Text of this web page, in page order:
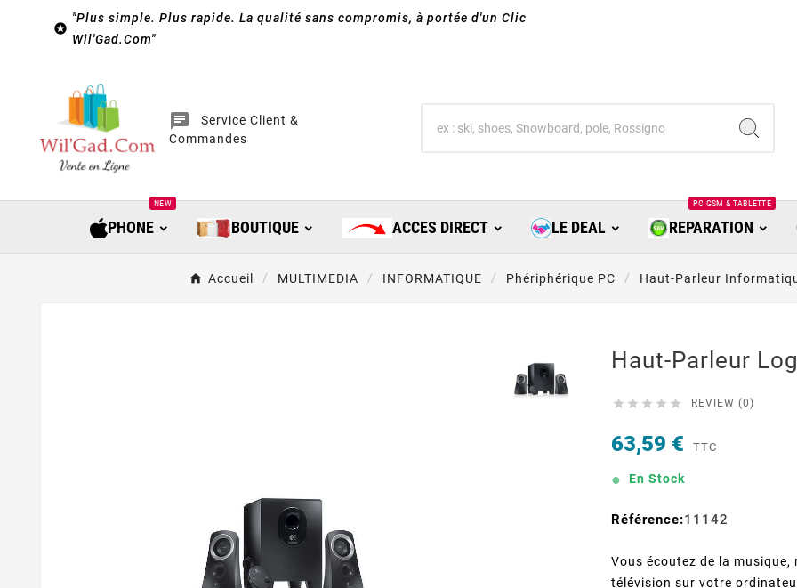

"Plus simple. Plus rapide. La qualité sans compromis, à portée d'un Clic
Wil'Gad.Com"
chat
Service Client &
Commandes
PHONE
NEW
BOUTIQUE ACCES DIRECT LE DEAL REPARATION
PC GSM & TABLETTE
Accueil MULTIMEDIA INFORMATIQUE Phériphérique PC Haut-Parleur
Haut-Parleur
     REVIEW (0)
63,59 € TTC
En Stock
Référence:11142
Vous écoutez de la
télévision sur votre